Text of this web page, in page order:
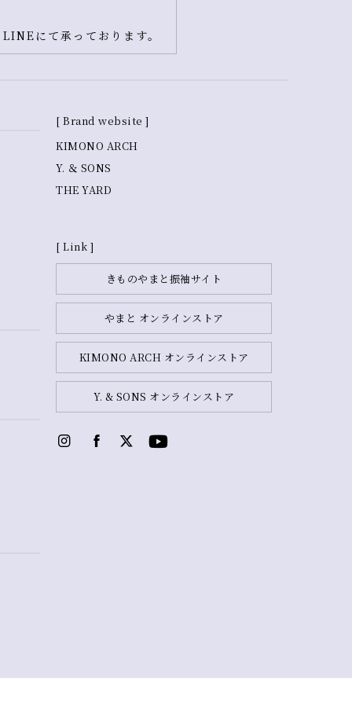
にて承っております。
[ Brand website ]
KIMONO ARCH
Y. ＆ SONS
THE YARD
[ Link ]
きものやまと振袖サイト
やまと オンラインストア
KIMONO ARCH オンラインストア
Y. & SONS オンラインストア